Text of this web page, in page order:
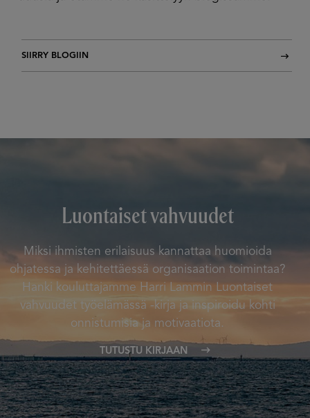
SIIRRY BLOGIIN
Luontaiset vahvuudet
Miksi ihmisten erilaisuus kannattaa huomioida
ohjatessa ja kehitettäessä organisaation toimintaa?
Hanki kouluttajamme Harri Lammin Luontaiset
vahvuudet työelämässä -kirja ja inspiroidu kohti
onnistumisia ja motivaatiota.
TUTUSTU KIRJAAN